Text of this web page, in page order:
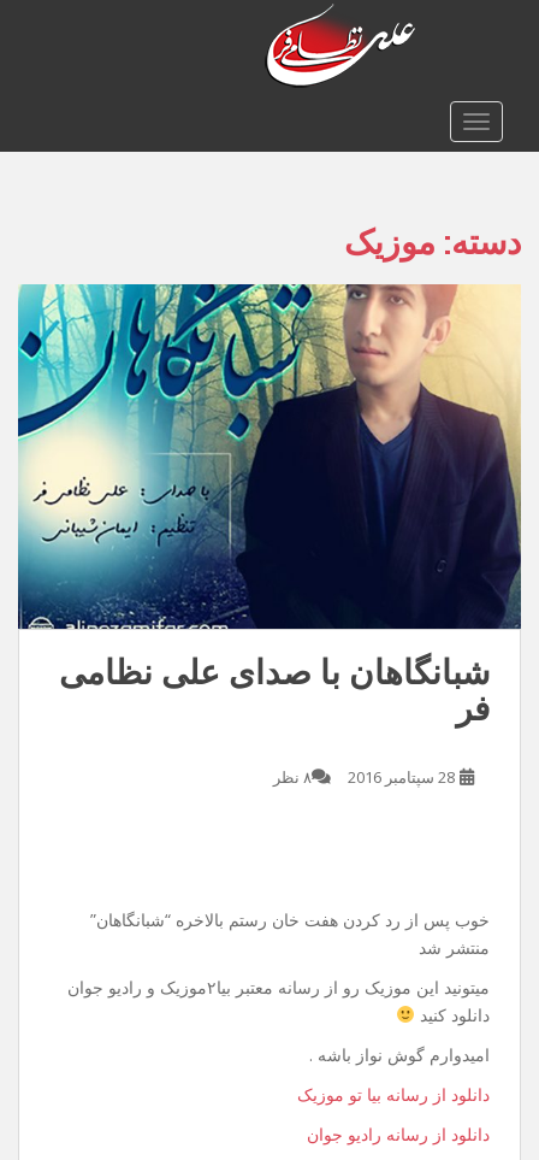
o
TOGGLE NAVIGATION
دسته: موزیک
شبانگاهان با صدای علی نظامی
فر
28 سپتامبر 2016 ۸ نظر
خوب پس از رد کردن هفت خان رستم بالاخره “شبانگاهان”
منتشر شد
میتونید این موزیک رو از رسانه معتبر بیا۲موزیک و رادیو جوان
دانلود کنید
امیدوارم گوش نواز باشه .
دانلود از رسانه بیا تو موزیک
دانلود از رسانه رادیو جوان